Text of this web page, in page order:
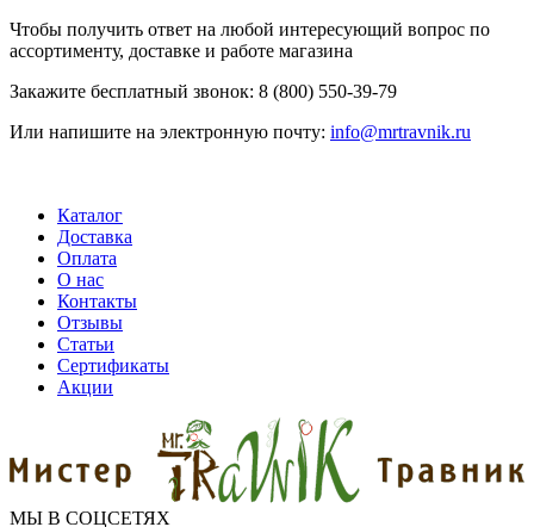
Чтобы получить ответ на любой интересующий вопрос по
ассортименту, доставке и работе магазина
Закажите бесплатный звонок: 8 (800) 550-39-79
Или напишите на электронную почту: info@mrtravnik.ru
Каталог
Доставка
Оплата
О нас
Контакты
Отзывы
Статьи
Сертификаты
Акции
МЫ В СОЦСЕТЯХ